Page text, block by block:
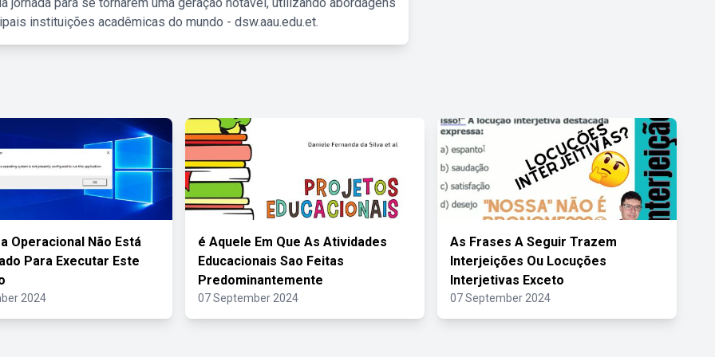
instituições acadêmicas do mundo - dsw.aau.edu.et.
Operacional Não Está
Para Executar Este
2024
é Aquele Em Que As Atividades
Educacionais Sao Feitas
Predominantemente
07 September 2024
As Frases A Seguir Trazem
Interjeições Ou Locuções
Interjetivas Exceto
07 September 2024